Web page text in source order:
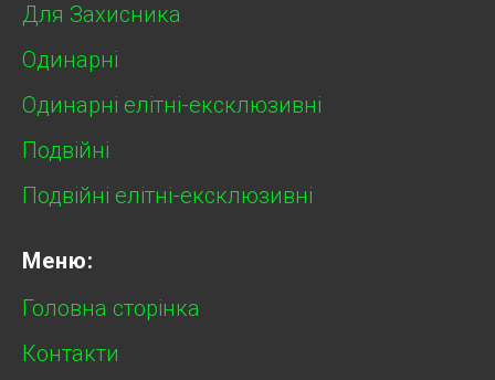
Для Захисника
Одинарні
Одинарні елітні-ексклюзивні
Подвійні
Подвійні елітні-ексклюзивні
Меню:
Головна сторінка
Контакти